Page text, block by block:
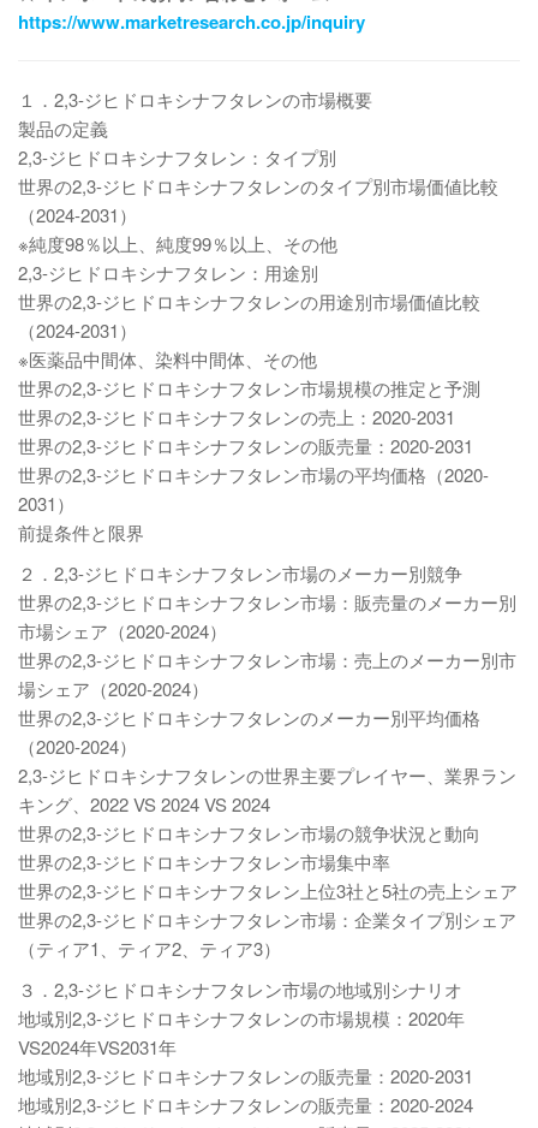
https://www.marketresearch.co.jp/inquiry
１．2,3-ジヒドロキシナフタレンの市場概要
製品の定義
2,3-ジヒドロキシナフタレン：タイプ別
世界の2,3-ジヒドロキシナフタレンのタイプ別市場価値比較
（2024-2031）
※純度98％以上、純度99％以上、その他
2,3-ジヒドロキシナフタレン：用途別
世界の2,3-ジヒドロキシナフタレンの用途別市場価値比較
（2024-2031）
※医薬品中間体、染料中間体、その他
世界の2,3-ジヒドロキシナフタレン市場規模の推定と予測
世界の2,3-ジヒドロキシナフタレンの売上：2020-2031
世界の2,3-ジヒドロキシナフタレンの販売量：2020-2031
世界の2,3-ジヒドロキシナフタレン市場の平均価格（2020-
2031）
前提条件と限界
２．2,3-ジヒドロキシナフタレン市場のメーカー別競争
世界の2,3-ジヒドロキシナフタレン市場：販売量のメーカー別
市場シェア（2020-2024）
世界の2,3-ジヒドロキシナフタレン市場：売上のメーカー別市
場シェア（2020-2024）
世界の2,3-ジヒドロキシナフタレンのメーカー別平均価格
（2020-2024）
2,3-ジヒドロキシナフタレンの世界主要プレイヤー、業界ラン
キング、2022 VS 2024 VS 2024
世界の2,3-ジヒドロキシナフタレン市場の競争状況と動向
世界の2,3-ジヒドロキシナフタレン市場集中率
世界の2,3-ジヒドロキシナフタレン上位3社と5社の売上シェア
世界の2,3-ジヒドロキシナフタレン市場：企業タイプ別シェア
（ティア1、ティア2、ティア3）
３．2,3-ジヒドロキシナフタレン市場の地域別シナリオ
地域別2,3-ジヒドロキシナフタレンの市場規模：2020年
VS2024年VS2031年
地域別2,3-ジヒドロキシナフタレンの販売量：2020-2031
地域別2,3-ジヒドロキシナフタレンの販売量：2020-2024